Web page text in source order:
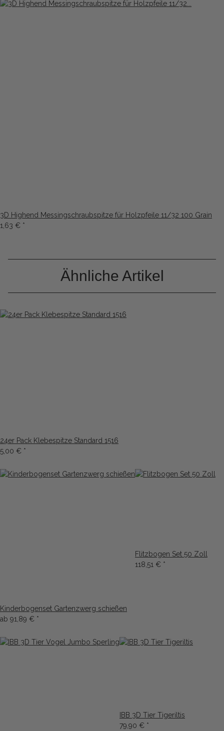
3D Highend Messingschraubspitze für Holzpfeile 11/32 100 Grain
1,63 € *
Ähnliche Artikel
24er Pack Klebespitze Standard 1516
5,00 € *
Kinderbogenset Gartenzwerg schießen
ab 91,89 € *
Flitzbogen Set 50 Zoll
118,51 € *
IBB 3D Tier Tigeriltis
79,90 € *